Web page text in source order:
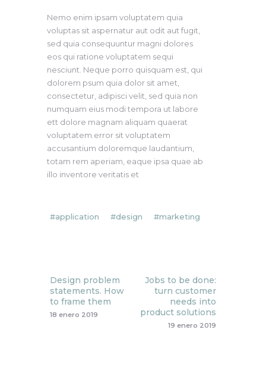
Nemo enim ipsam voluptatem quia
voluptas sit aspernatur aut odit aut fugit,
sed quia consequuntur magni dolores
eos qui ratione voluptatem sequi
nesciunt. Neque porro quisquam est, qui
dolorem psum quia dolor sit amet,
consectetur, adipisci velit, sed quia non
numquam eius modi tempora ut labore
ett dolore magnam aliquam quaerat
voluptatem.error sit voluptatem
accusantium doloremque laudantium,
totam rem aperiam, eaque ipsa quae ab
illo inventore veritatis et
application design marketing
Design problem
statements. How
to frame them
18 enero 2019
Jobs to be done:
turn customer
needs into
product solutions
19 enero 2019